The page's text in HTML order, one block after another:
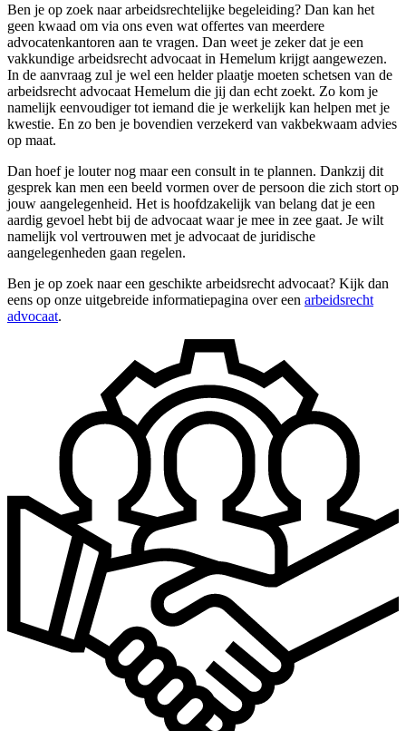
Ben je op zoek naar arbeidsrechtelijke begeleiding? Dan kan het
geen kwaad om via ons even wat offertes van meerdere
advocatenkantoren aan te vragen. Dan weet je zeker dat je een
vakkundige arbeidsrecht advocaat in Hemelum krijgt aangewezen.
In de aanvraag zul je wel een helder plaatje moeten schetsen van de
arbeidsrecht advocaat Hemelum die jij dan echt zoekt. Zo kom je
namelijk eenvoudiger tot iemand die je werkelijk kan helpen met je
kwestie. En zo ben je bovendien verzekerd van vakbekwaam advies
op maat.
Dan hoef je louter nog maar een consult in te plannen. Dankzij dit
gesprek kan men een beeld vormen over de persoon die zich stort op
jouw aangelegenheid. Het is hoofdzakelijk van belang dat je een
aardig gevoel hebt bij de advocaat waar je mee in zee gaat. Je wilt
namelijk vol vertrouwen met je advocaat de juridische
aangelegenheden gaan regelen.
Ben je op zoek naar een geschikte arbeidsrecht advocaat? Kijk dan
eens op onze uitgebreide informatiepagina over een arbeidsrecht
advocaat.